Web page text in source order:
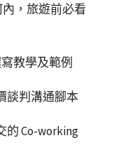
內，旅遊前必看
教學及範例
談判溝通腳本
的 Co-working